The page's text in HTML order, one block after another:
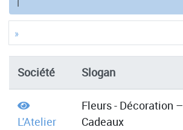
»
Société Slogan
L'Atelier
Fleurs - Décoration –
Cadeaux